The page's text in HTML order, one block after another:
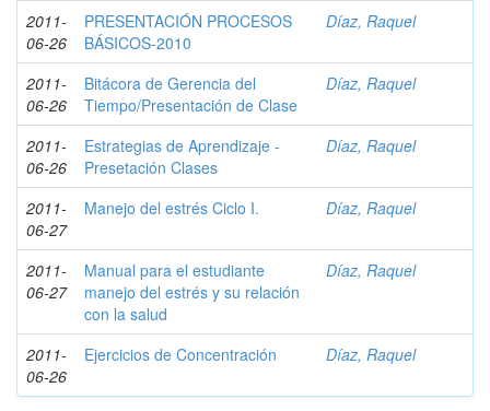
2011-
06-26
PRESENTACIÓN PROCESOS
BÁSICOS-2010
Díaz, Raquel
2011-
06-26
Bitácora de Gerencia del
Tiempo/Presentación de Clase
Díaz, Raquel
2011-
06-26
Estrategias de Aprendizaje -
Presetación Clases
Díaz, Raquel
2011-
06-27
Manejo del estrés Ciclo I. Díaz, Raquel
2011-
06-27
Manual para el estudiante
manejo del estrés y su relación
con la salud
Díaz, Raquel
2011-
06-26
Ejercicios de Concentración Díaz, Raquel